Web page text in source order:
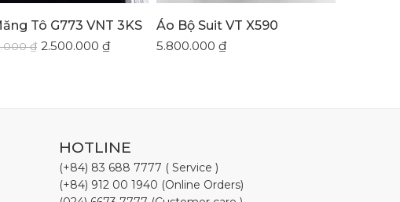
Tô G773 VNT 3KS
₫ 2.500.000 ₫
Áo Bộ Suit VT X590
5.800.000 ₫
HOTLINE
(+84) 83 688 7777 ( Service )
(+84) 912 00 1940 (Online Orders)